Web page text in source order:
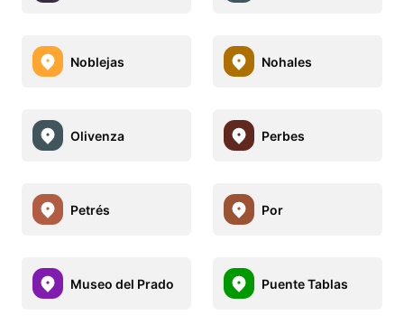
Noblejas Nohales
Olivenza Perbes
Petrés Por
Museo del Prado Puente Tablas